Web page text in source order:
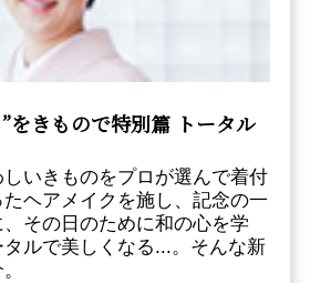
きもので――特別篇 トータル
いきものをプロが選んで着付
ヘアメイクを施し、記念の一
その日のために和の心を学
ルで美しくなる...。そんな新